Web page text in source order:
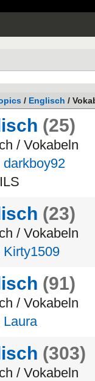
/ Englisch /
(25)
/ Vokabeln
darkboy92
ILS
(23)
/ Vokabeln
Kirty1509
(91)
/ Vokabeln
Laura
(303)
/ Vokabeln